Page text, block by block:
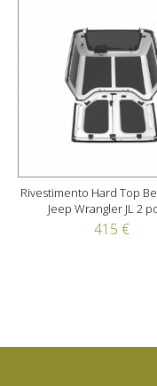
Rivestimento Hard Top
Jeep Wrangler JL 2
415 €